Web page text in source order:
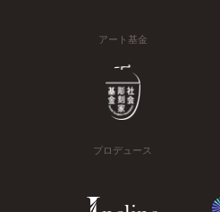
アート基金
プロデュース